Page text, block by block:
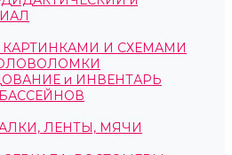
И СХЕМАМИ
и ИНВЕНТАРЬ
ЛЕНТЫ, МЯЧИ